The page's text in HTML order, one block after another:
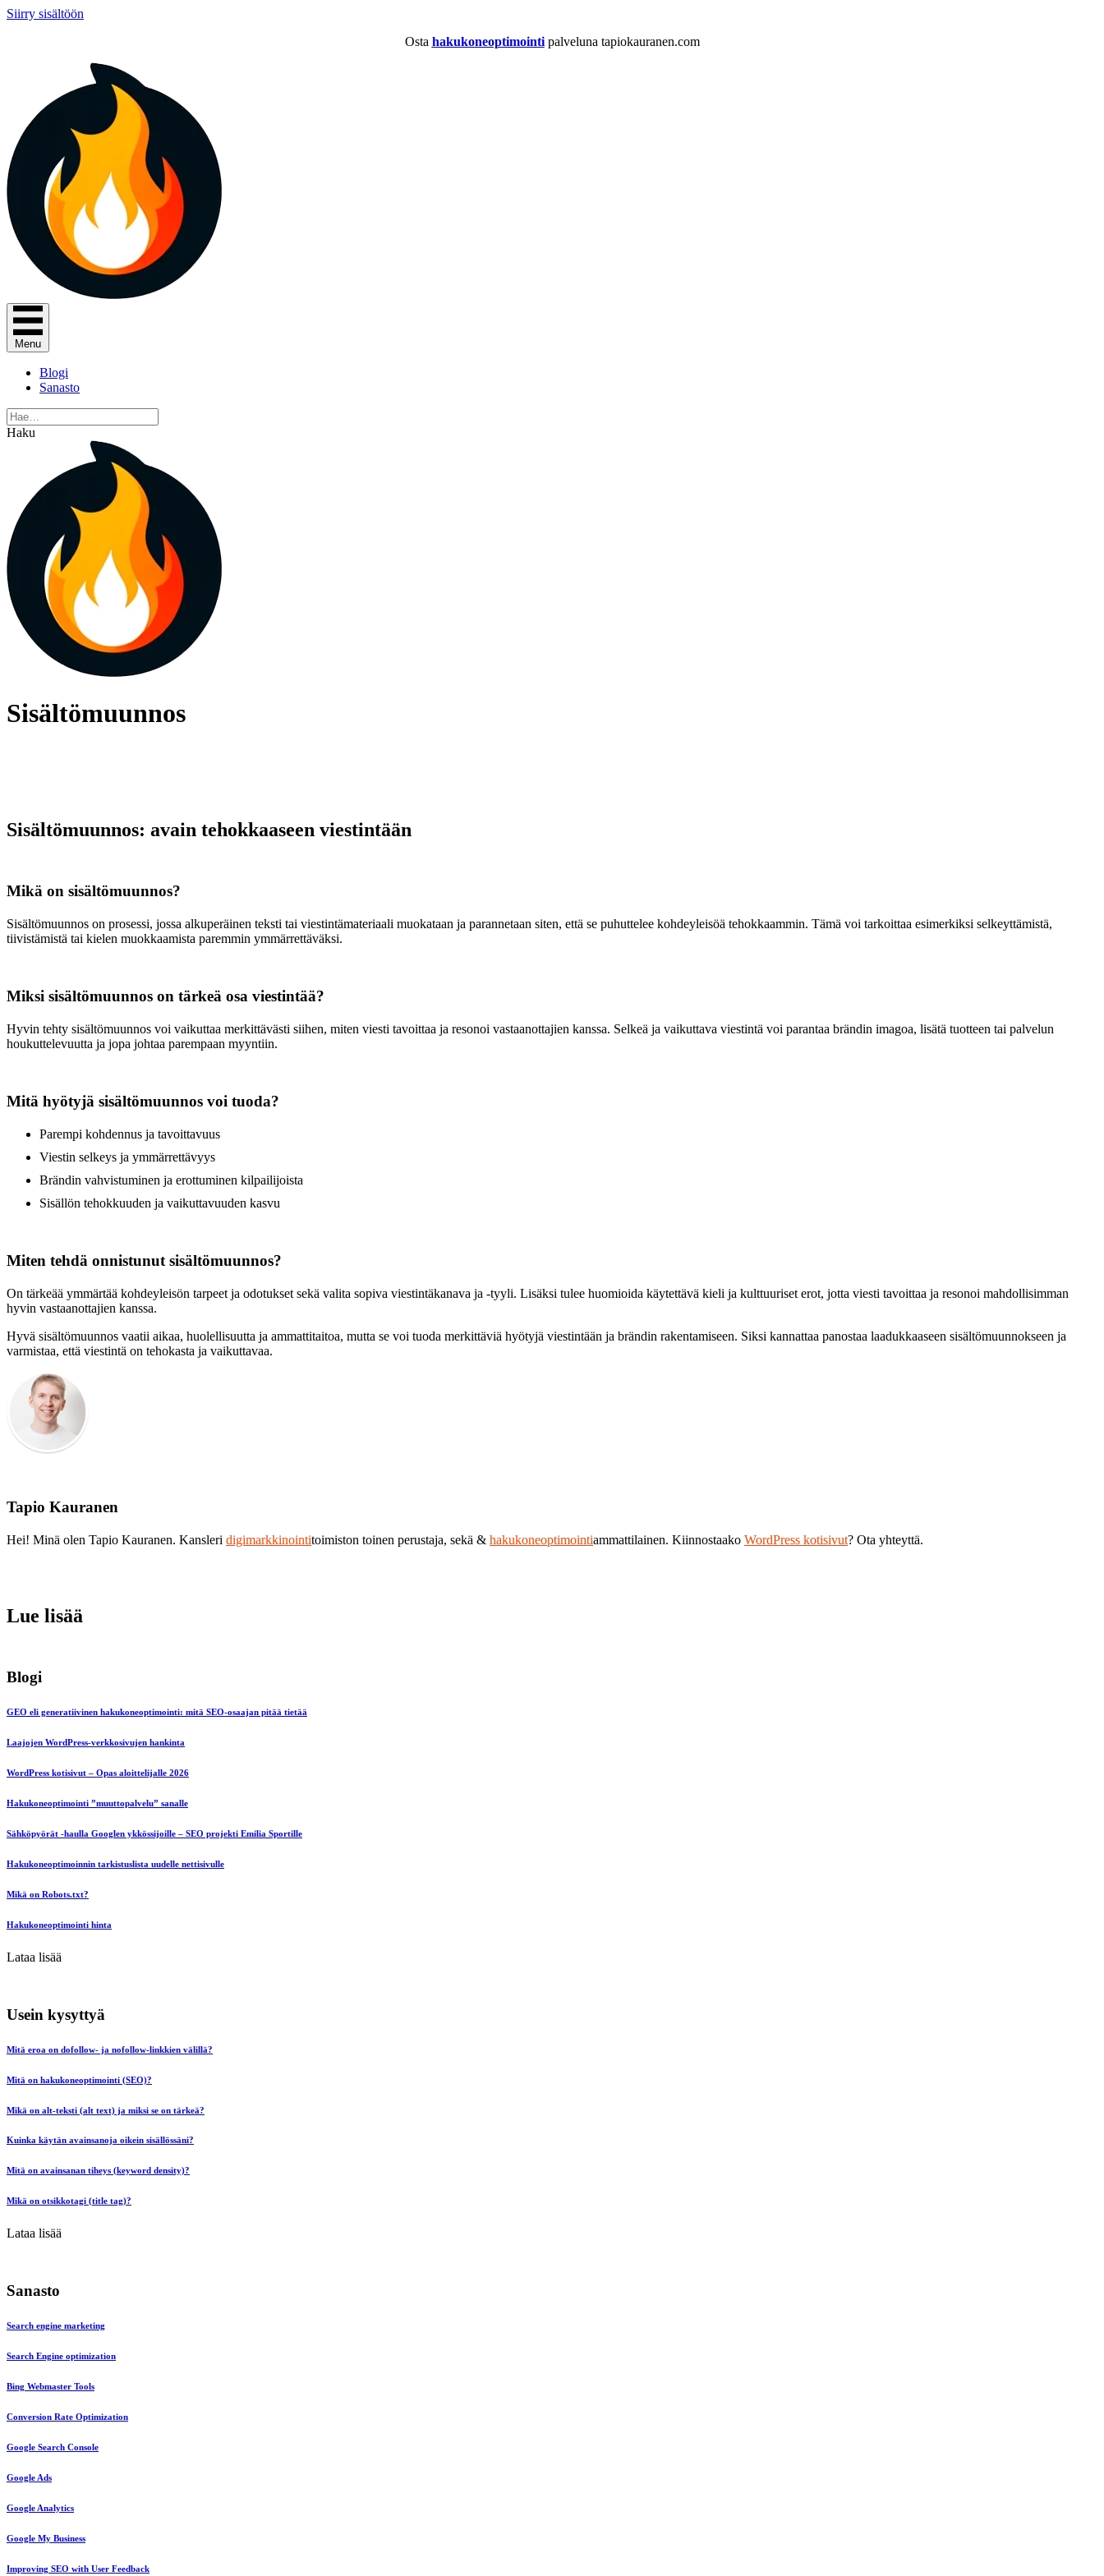
Siirry sisältöön
Osta hakukoneoptimointi palveluna tapiokauranen.com
Menu
Blogi
Sanasto
Haku
Sisältömuunnos
Sisältömuunnos: avain tehokkaaseen viestintään
Mikä on sisältömuunnos?
Sisältömuunnos on prosessi, jossa alkuperäinen teksti tai viestintämateriaali muokataan ja parannetaan siten, että se puhuttelee kohdeyleisöä tehokkaammin. Tämä voi tarkoittaa esimerkiksi selkeyttämistä,
tiivistämistä tai kielen muokkaamista paremmin ymmärrettäväksi.
Miksi sisältömuunnos on tärkeä osa viestintää?
Hyvin tehty sisältömuunnos voi vaikuttaa merkittävästi siihen, miten viesti tavoittaa ja resonoi vastaanottajien kanssa. Selkeä ja vaikuttava viestintä voi parantaa brändin imagoa, lisätä tuotteen tai palvelun
houkuttelevuutta ja jopa johtaa parempaan myyntiin.
Mitä hyötyjä sisältömuunnos voi tuoda?
Parempi kohdennus ja tavoittavuus
Viestin selkeys ja ymmärrettävyys
Brändin vahvistuminen ja erottuminen kilpailijoista
Sisällön tehokkuuden ja vaikuttavuuden kasvu
Miten tehdä onnistunut sisältömuunnos?
On tärkeää ymmärtää kohdeyleisön tarpeet ja odotukset sekä valita sopiva viestintäkanava ja -tyyli. Lisäksi tulee huomioida käytettävä kieli ja kulttuuriset erot, jotta viesti tavoittaa ja resonoi mahdollisimman
hyvin vastaanottajien kanssa.
Hyvä sisältömuunnos vaatii aikaa, huolellisuutta ja ammattitaitoa, mutta se voi tuoda merkittäviä hyötyjä viestintään ja brändin rakentamiseen. Siksi kannattaa panostaa laadukkaaseen sisältömuunnokseen ja
varmistaa, että viestintä on tehokasta ja vaikuttavaa.
Tapio Kauranen
Hei! Minä olen Tapio Kauranen. Kansleri digimarkkinointitoimiston toinen perustaja, sekä & hakukoneoptimointiammattilainen. Kiinnostaako WordPress kotisivut? Ota yhteyttä.
Lue lisää
Blogi
GEO eli generatiivinen hakukoneoptimointi: mitä SEO-osaajan pitää tietää
Laajojen WordPress-verkkosivujen hankinta
WordPress kotisivut – Opas aloittelijalle 2026
Hakukoneoptimointi ”muuttopalvelu” sanalle
Sähköpyörät -haulla Googlen ykkössijoille – SEO projekti Emilia Sportille
Hakukoneoptimoinnin tarkistuslista uudelle nettisivulle
Mikä on Robots.txt?
Hakukoneoptimointi hinta
Lataa lisää
Usein kysyttyä
Mitä eroa on dofollow- ja nofollow-linkkien välillä?
Mitä on hakukoneoptimointi (SEO)?
Mikä on alt-teksti (alt text) ja miksi se on tärkeä?
Kuinka käytän avainsanoja oikein sisällössäni?
Mitä on avainsanan tiheys (keyword density)?
Mikä on otsikkotagi (title tag)?
Lataa lisää
Sanasto
Search engine marketing
Search Engine optimization
Bing Webmaster Tools
Conversion Rate Optimization
Google Search Console
Google Ads
Google Analytics
Google My Business
Improving SEO with User Feedback